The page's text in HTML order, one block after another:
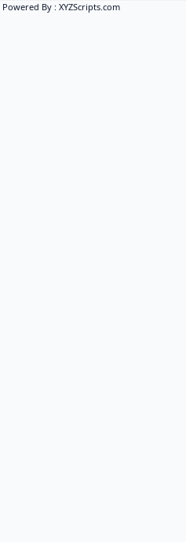
Powered By : XYZScripts.com